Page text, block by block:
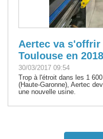
Aertec va s'offrir
Toulouse en 2018
30/03/2017 09:54
Trop à l'étroit dans les 1
(Haute-Garonne), Aertec
une nouvelle usine.